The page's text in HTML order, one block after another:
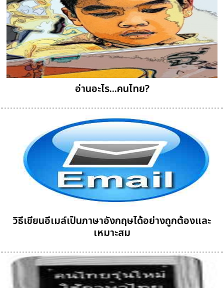
อ่านอะไร...คนไทย?
วิธีเขียนอีเมล์เป็นภาษาอังกฤษได้อย่างถูกต้องและ
เหมาะสม